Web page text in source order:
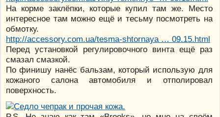
На корме заклёпки, которые купил там же. Место
интересное там можно ещё и тесьму посмотреть на
обмотку.
http://accessory.com.ua/tesma-shtornaya … 09.15.html
Перед установкой регулировочного винта ещё раз
смазал смазкой.
По финишу нанёс бальзам, который использую для
кожаного салона автомобиля и отполировал
поверхность.